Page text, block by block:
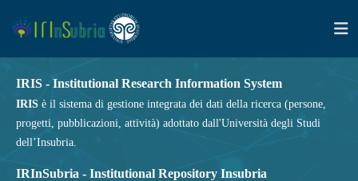
IRIS - Institutional Research Information System
IRIS è il sistema di gestione integrata dei dati della ricerca (persone,
progetti, pubblicazioni, attività) adottato dall'Università degli Studi
dell’Insubria.
IRInSubria - Institutional Repository Insubria